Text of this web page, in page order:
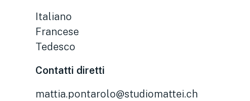
Italiano
Francese
Tedesco
Contatti diretti
mattia.pontarolo@studiomattei.ch